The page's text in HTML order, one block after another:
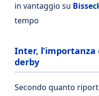
in vantaggio su
tempo
Inter,
derby
Secondo quanto